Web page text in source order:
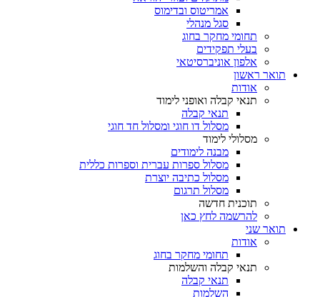
אמריטוס ובדימוס
סגל מנהלי
תחומי מחקר בחוג
בעלי תפקידים
אלפון אוניברסיטאי
תואר ראשון
אודות
תנאי קבלה ואופני לימוד
תנאי קבלה
מסלול דו חוגי ומסלול חד חוגי
מסלולי לימוד
מבנה לימודים
מסלול ספרות עברית וספרות כללית
מסלול כתיבה יוצרת
מסלול תרגום
תוכנית חדשה
להרשמה לחץ כאן
תואר שני
אודות
תחומי מחקר בחוג
תנאי קבלה והשלמות
תנאי קבלה
השלמות